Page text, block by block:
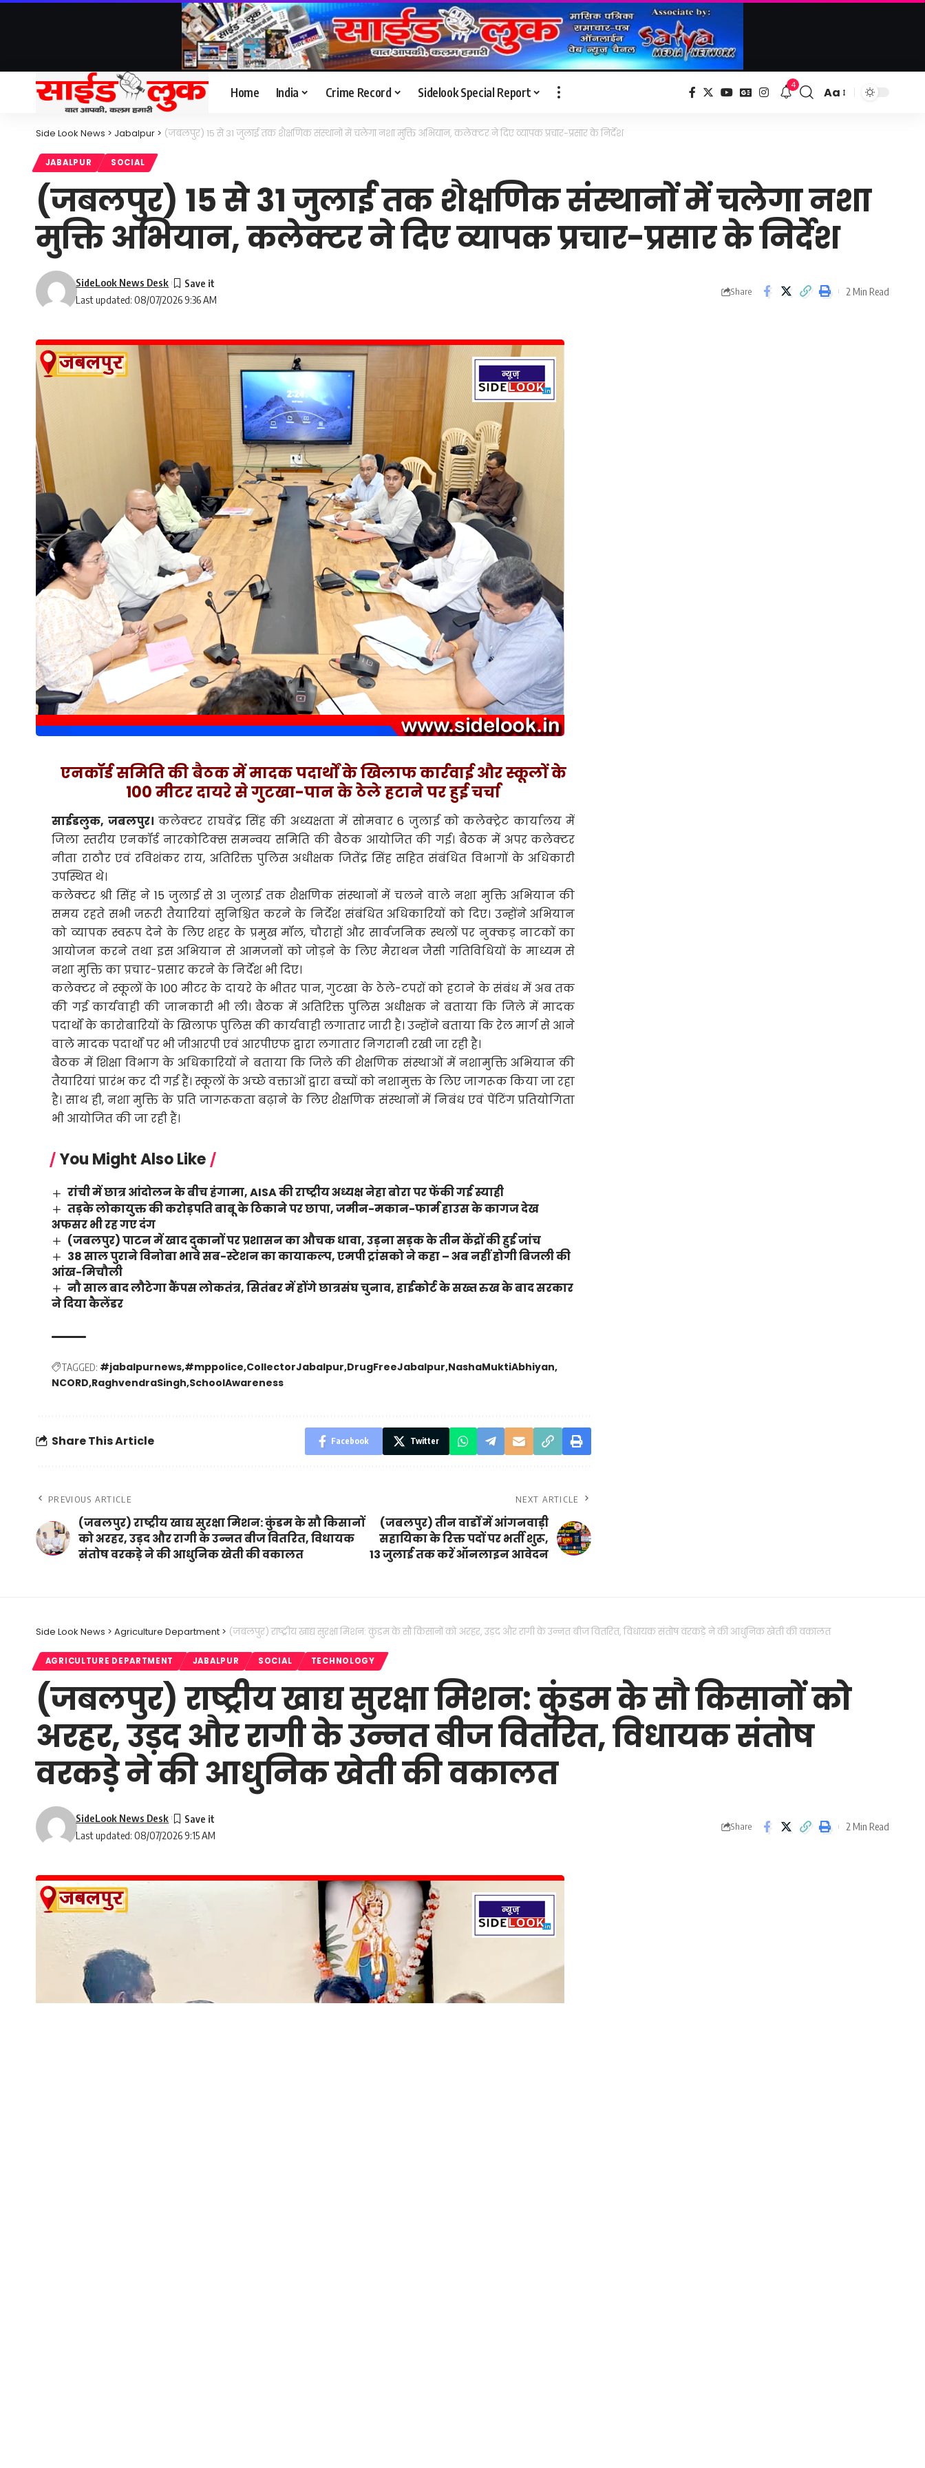
Home India Crime Record Sidelook Special Report 4
Font
Aa
Side Look News > Jabalpur > (जबलपुर) 15 से 31 जुलाई तक शैक्षणिक संस्थानों में चलेगा नशा मुक्ति अभियान, कलेक्टर ने दिए व्यापक प्रचार-प्रसार के निर्देश
JABALPUR SOCIAL
(जबलपुर) 15 से 31 जुलाई तक शैक्षणिक संस्थानों में चलेगा नशा
मुक्ति अभियान, कलेक्टर ने दिए व्यापक प्रचार-प्रसार के निर्देश
Last updated: 08/07/2026 9:36 AM
SideLook News Desk
Share 2 Min Read
एनकॉर्ड समिति की बैठक में मादक पदार्थों के खिलाफ कार्रवाई और स्कूलों के
100 मीटर दायरे से गुटखा-पान के ठेले हटाने पर हुई चर्चा
साईडलुक, जबलपुर। कलेक्टर राघवेंद्र सिंह की अध्यक्षता में सोमवार 6 जुलाई को कलेक्ट्रेट कार्यालय में
जिला स्तरीय एनकॉर्ड नारकोटिक्स समन्वय समिति की बैठक आयोजित की गई। बैठक में अपर कलेक्टर
नीता राठौर एवं रविशंकर राय, अतिरिक्त पुलिस अधीक्षक जितेंद्र सिंह सहित संबंधित विभागों के अधिकारी
उपस्थित थे।
कलेक्टर श्री सिंह ने 15 जुलाई से 31 जुलाई तक शैक्षणिक संस्थानों में चलने वाले नशा मुक्ति अभियान की
समय रहते सभी जरूरी तैयारियां सुनिश्चित करने के निर्देश संबंधित अधिकारियों को दिए। उन्होंने अभियान
को व्यापक स्वरूप देने के लिए शहर के प्रमुख मॉल, चौराहों और सार्वजनिक स्थलों पर नुक्कड़ नाटकों का
आयोजन करने तथा इस अभियान से आमजनों को जोड़ने के लिए मैराथन जैसी गतिविधियों के माध्यम से
नशा मुक्ति का प्रचार-प्रसार करने के निर्देश भी दिए।
कलेक्टर ने स्कूलों के 100 मीटर के दायरे के भीतर पान, गुटखा के ठेले-टपरों को हटाने के संबंध में अब तक
की गई कार्यवाही की जानकारी भी ली। बैठक में अतिरिक्त पुलिस अधीक्षक ने बताया कि जिले में मादक
पदार्थों के कारोबारियों के खिलाफ पुलिस की कार्यवाही लगातार जारी है। उन्होंने बताया कि रेल मार्ग से आने
वाले मादक पदार्थों पर भी जीआरपी एवं आरपीएफ द्वारा लगातार निगरानी रखी जा रही है।
बैठक में शिक्षा विभाग के अधिकारियों ने बताया कि जिले की शैक्षणिक संस्थाओं में नशामुक्ति अभियान की
तैयारियां प्रारंभ कर दी गई हैं। स्कूलों के अच्छे वक्ताओं द्वारा बच्चों को नशामुक्त के लिए जागरूक किया जा रहा
है। साथ ही, नशा मुक्ति के प्रति जागरूकता बढ़ाने के लिए शैक्षणिक संस्थानों में निबंध एवं पेंटिंग प्रतियोगिता
भी आयोजित की जा रही हैं।
You Might Also Like
रांची में छात्र आंदोलन के बीच हंगामा, AISA की राष्ट्रीय अध्यक्ष नेहा बोरा पर फेंकी गई स्याही
तड़के लोकायुक्त की करोड़पति बाबू के ठिकाने पर छापा, जमीन-मकान-फार्म हाउस के कागज देख
अफसर भी रह गए दंग
(जबलपुर) पाटन में खाद दुकानों पर प्रशासन का औचक धावा, उड़ना सड़क के तीन केंद्रों की हुई जांच
38 साल पुराने विनोबा भावे सब-स्टेशन का कायाकल्प, एमपी ट्रांसको ने कहा – अब नहीं होगी बिजली की
आंख-मिचौली
नौ साल बाद लौटेगा कैंपस लोकतंत्र, सितंबर में होंगे छात्रसंघ चुनाव, हाईकोर्ट के सख्त रुख के बाद सरकार
ने दिया कैलेंडर
TAGGED: #jabalpurnews #mppolice CollectorJabalpur DrugFreeJabalpur NashaMuktiAbhiyan
NCORD RaghvendraSingh SchoolAwareness
Share This Article Facebook Twitter
PREVIOUS ARTICLE
(जबलपुर) राष्ट्रीय खाद्य सुरक्षा मिशन: कुंडम के सौ किसानों
को अरहर, उड़द और रागी के उन्नत बीज वितरित, विधायक
संतोष वरकड़े ने की आधुनिक खेती की वकालत
NEXT ARTICLE
(जबलपुर) तीन वार्डों में आंगनवाड़ी
सहायिका के रिक्त पदों पर भर्ती शुरू,
13 जुलाई तक करें ऑनलाइन आवेदन
Side Look News > Agriculture Department > (जबलपुर) राष्ट्रीय खाद्य सुरक्षा मिशन: कुंडम के सौ किसानों को अरहर, उड़द और रागी के उन्नत बीज वितरित, विधायक संतोष वरकड़े ने की आधुनिक खेती की वकालत
AGRICULTURE DEPARTMENT JABALPUR SOCIAL TECHNOLOGY
(जबलपुर) राष्ट्रीय खाद्य सुरक्षा मिशन: कुंडम के सौ किसानों को
अरहर, उड़द और रागी के उन्नत बीज वितरित, विधायक संतोष
वरकड़े ने की आधुनिक खेती की वकालत
Last updated: 08/07/2026 9:15 AM
SideLook News Desk
Share 2 Min Read